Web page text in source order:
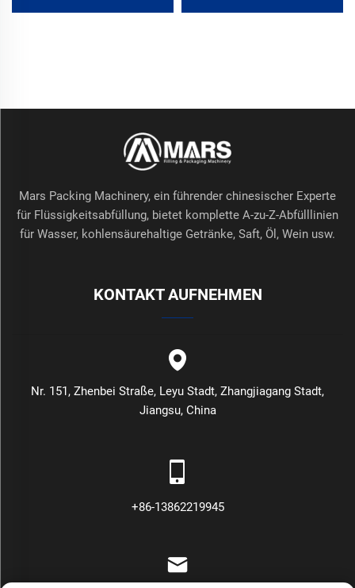
Verschließmaschinenlinie
Mars Packing Machinery, ein führender chinesischer Experte
für Flüssigkeitsabfüllung, bietet komplette A-zu-Z-Abfülllinien
für Wasser, kohlensäurehaltige Getränke, Saft, Öl, Wein usw.
KONTAKT AUFNEHMEN
Nr. 151, Zhenbei Straße, Leyu Stadt, Zhangjiagang Stadt,
Jiangsu, China
+86-13862219945